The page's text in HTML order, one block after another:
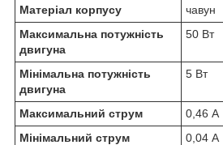
Матеріал корпусу
чавун
Максимальна потужність
двигуна
50 Вт
Мінімальна потужність
двигуна
5 Вт
Максимальний струм
0,46 А
Мінімальний струм
0,04 А